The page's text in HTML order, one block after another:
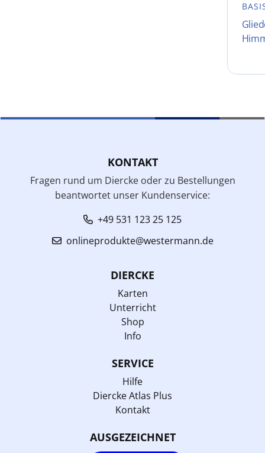
KONTAKT
Fragen rund um Diercke oder zu Bestellungen
beantwortet unser Kundenservice:
+49 531 123 25 125
onlineprodukte@westermann.de
DIERCKE
Karten
Unterricht
Shop
Info
SERVICE
Hilfe
Diercke Atlas Plus
Kontakt
AUSGEZEICHNET